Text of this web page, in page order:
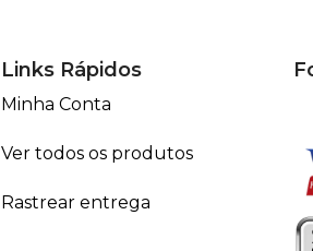
Links Rápidos
Minha Conta
Ver todos os produtos
Rastrear entrega